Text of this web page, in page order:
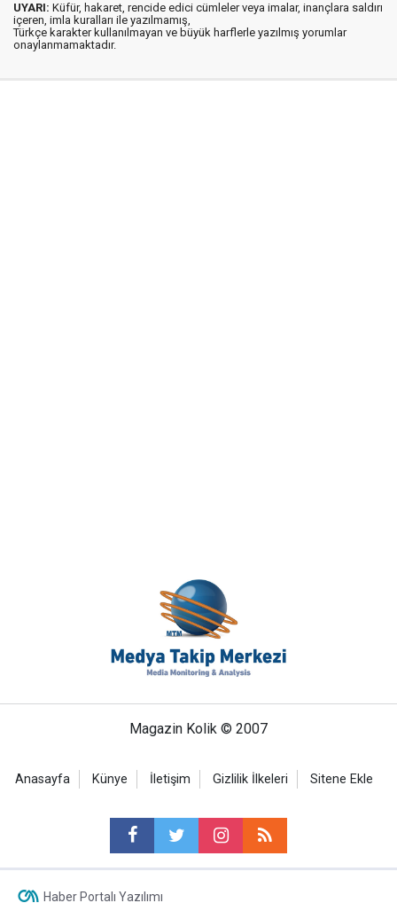
UYARI: Küfür, hakaret, rencide edici cümleler veya imalar, inançlara saldırı
içeren, imla kuralları ile yazılmamış,
Türkçe karakter kullanılmayan ve büyük harflerle yazılmış yorumlar
onaylanmamaktadır.
Magazin Kolik © 2007
Anasayfa Künye İletişim Gizlilik İlkeleri Sitene Ekle
Haber Portalı Yazılımı